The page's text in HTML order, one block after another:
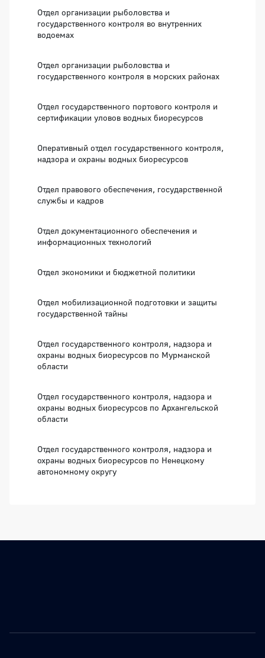
Отдел организации рыболовства и
государственного контроля во внутренних
водоемах
Отдел организации рыболовства и
государственного контроля в морских районах
Отдел государственного портового контроля и
сертификации уловов водных биоресурсов
Оперативный отдел государственного контроля,
надзора и охраны водных биоресурсов
Отдел правового обеспечения, государственной
службы и кадров
Отдел документационного обеспечения и
информационных технологий
Отдел экономики и бюджетной политики
Отдел мобилизационной подготовки и защиты
государственной тайны
Отдел государственного контроля, надзора и
охраны водных биоресурсов по Мурманской
области
Отдел государственного контроля, надзора и
охраны водных биоресурсов по Архангельской
области
Отдел государственного контроля, надзора и
охраны водных биоресурсов по Ненецкому
автономному округу